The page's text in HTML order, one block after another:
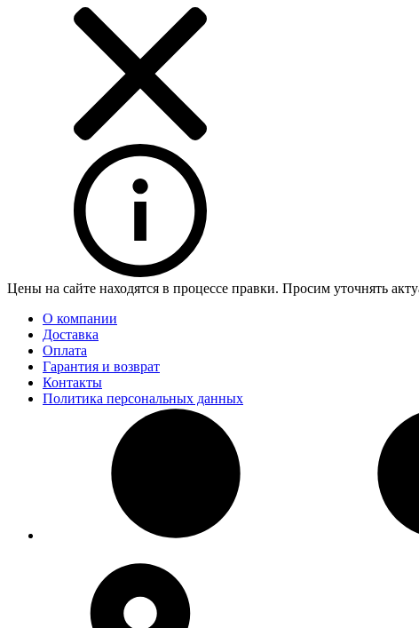
Цены на сайте находятся в процессе правки. Просим уточнять
О компании
Доставка
Оплата
Гарантия и возврат
Контакты
Политика персональных данных